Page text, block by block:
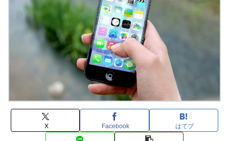
X Facebook はてブ